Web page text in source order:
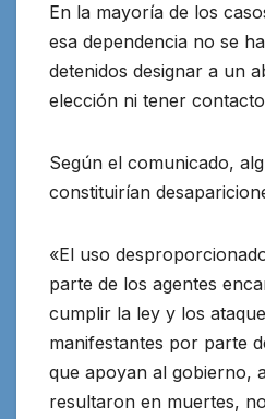
En la mayoría de los
esa dependencia no se
detenidos designar a un
elección ni tener
Según el comunicado,
constituirían
«El uso
parte de los agentes
cumplir la ley y los
manifestantes por parte
que apoyan al gobierno,
resultaron en muertes,